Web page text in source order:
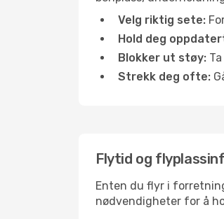
Velg riktig sete:
Hold deg
Blokker ut støy:
Strekk deg ofte:
Flytid og
Enten du flyr i
nødvendigheter for å